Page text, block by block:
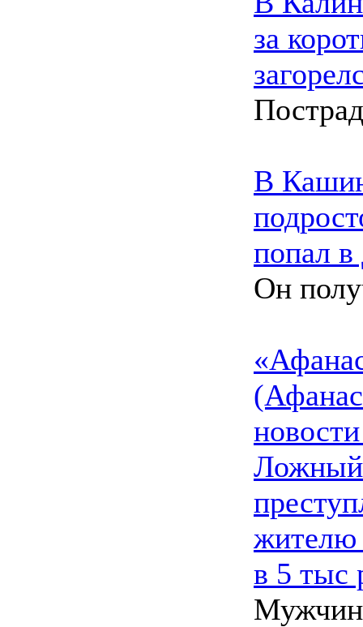
за
В
попал
Он
Ложный
жителю
в 5 тыс